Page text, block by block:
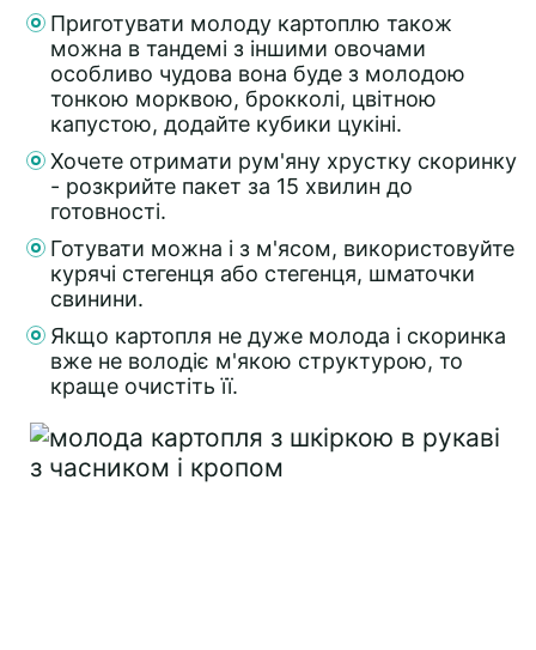
Приготувати молоду картоплю також
можна в тандемі з іншими овочами
особливо чудова вона буде з молодою
тонкою морквою, брокколі, цвітною
капустою, додайте кубики цукіні.
Хочете отримати рум'яну хрустку скоринку
- розкрийте пакет за 15 хвилин до
готовності.
Готувати можна і з м'ясом, використовуйте
курячі стегенця або стегенця, шматочки
свинини.
Якщо картопля не дуже молода і скоринка
вже не володіє м'якою структурою, то
краще очистіть її.